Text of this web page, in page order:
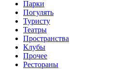
Парки
Погулять
Туристу
Театры
Пространства
Клубы
Прочее
Рестораны